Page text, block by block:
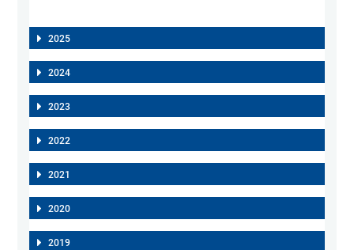
2025
2024
2023
2022
2021
2020
2019